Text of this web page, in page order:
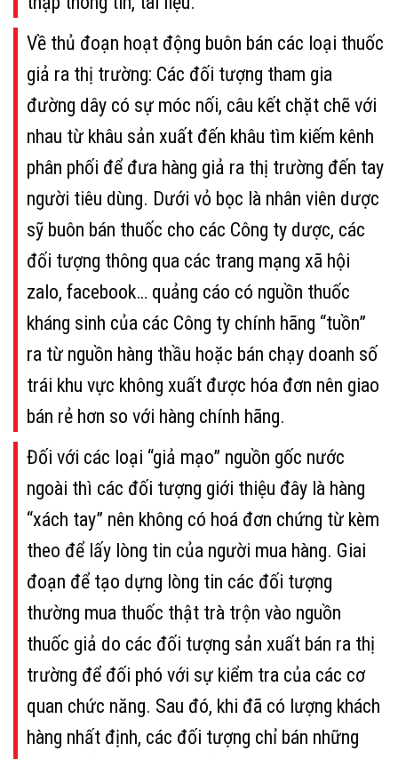
Về thủ đoạn hoạt động buôn bán các loại thuốc
giả ra thị trường: Các đối tượng tham gia
đường dây có sự móc nối, câu kết chặt chẽ với
nhau từ khâu sản xuất đến khâu tìm kiếm kênh
phân phối để đưa hàng giả ra thị trường đến tay
người tiêu dùng. Dưới vỏ bọc là nhân viên dược
sỹ buôn bán thuốc cho các Công ty dược, các
đối tượng thông qua các trang mạng xã hội
zalo, facebook… quảng cáo có nguồn thuốc
kháng sinh của các Công ty chính hãng “tuồn”
ra từ nguồn hàng thầu hoặc bán chạy doanh số
trái khu vực không xuất được hóa đơn nên giao
bán rẻ hơn so với hàng chính hãng.
Đối với các loại “giả mạo” nguồn gốc nước
ngoài thì các đối tượng giới thiệu đây là hàng
“xách tay” nên không có hoá đơn chứng từ kèm
theo để lấy lòng tin của người mua hàng. Giai
đoạn để tạo dựng lòng tin các đối tượng
thường mua thuốc thật trà trộn vào nguồn
thuốc giả do các đối tượng sản xuất bán ra thị
trường để đối phó với sự kiểm tra của các cơ
quan chức năng. Sau đó, khi đã có lượng khách
hàng nhất định, các đối tượng chỉ bán những